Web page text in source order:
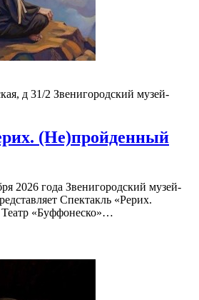
д 31/2 Звенигородский музей-
(Не)пройденный
2026 года Звенигородский музей-
Спектакль «Рерих.
«Буффонеско»…